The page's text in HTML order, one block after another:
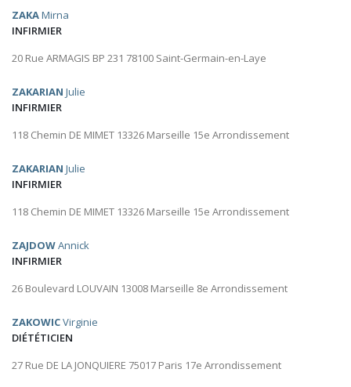
ZAKAMirna
INFIRMIER
20 Rue ARMAGIS BP 231 78100 Saint-Germain-en-Laye
ZAKARIAN Julie
INFIRMIER
118 Chemin DE MIMET 13326 Marseille 15e Arrondissement
ZAKARIAN Julie
INFIRMIER
118 Chemin DE MIMET 13326 Marseille 15e Arrondissement
ZAJDOWAnnick
INFIRMIER
26 Boulevard LOUVAIN 13008 Marseille 8e Arrondissement
ZAKOWICVirginie
DIÉTÉTICIEN
27 Rue DE LA JONQUIERE 75017 Paris 17e Arrondissement